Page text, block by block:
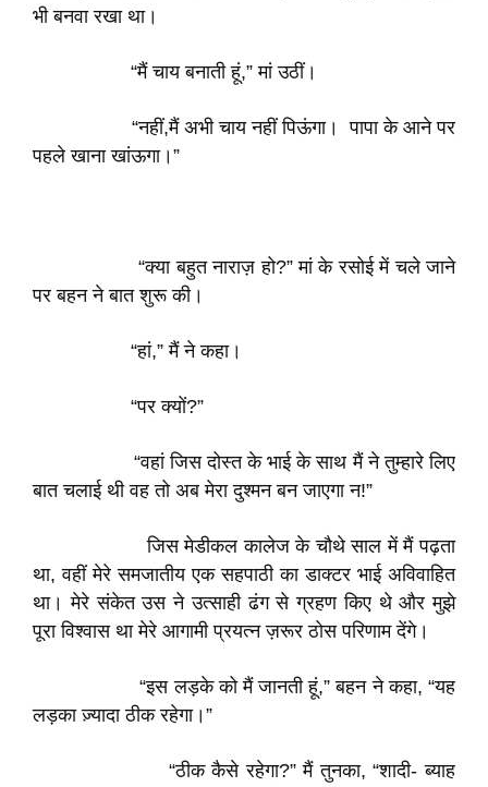
भी बनवा रखा था।
“मैं चाय बनाती हूं,” मां उठीं।
“नहीं,मैं अभी चाय नहीं पिऊंगा। पापा के आने पर
पहले खाना खांऊगा।”
“क्या बहुत नाराज़ हो?” मां के रसोई में चले जाने
पर बहन ने बात शुरू की।
“हां,” मैं ने कहा।
“पर क्यों?”
“वहां जिस दोस्त के भाई के साथ मैं ने तुम्हारे लिए
बात चलाई थी वह तो अब मेरा दुश्मन बन जाएगा न!”
जिस मेडीकल कालेज के चौथे साल में मैं पढ़ता
था, वहीं मेरे समजातीय एक सहपाठी का डाक्टर भाई अविवाहित
था। मेरे संकेत उस ने उत्साही ढंग से ग्रहण किए थे और मुझे
पूरा विश्वास था मेरे आगामी प्रयत्न ज़रूर ठोस परिणाम देंगे।
“इस लड़के को मैं जानती हूं,” बहन ने कहा, “यह
लड़का ज़्यादा ठीक रहेगा।”
“ठीक कैसे रहेगा?” मैं तुनका, “शादी- ब्याह